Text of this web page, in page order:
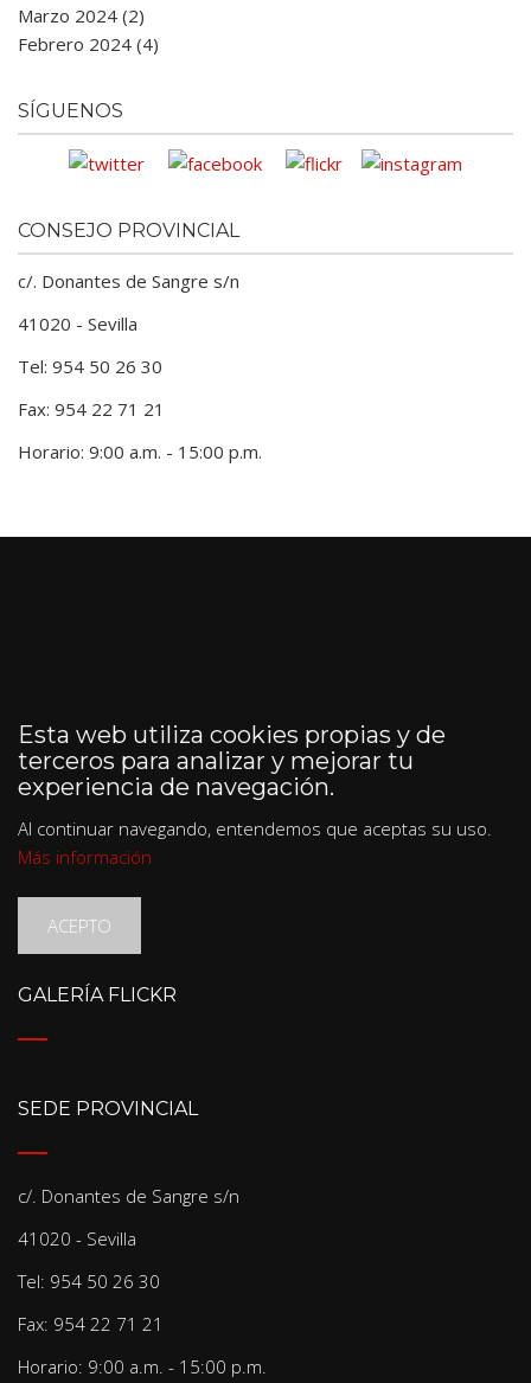
Marzo 2024 (2)
Febrero 2024 (4)
SÍGUENOS
CONSEJO PROVINCIAL
c/. Donantes de Sangre s/n
41020 - Sevilla
Tel: 954 50 26 30
Fax: 954 22 71 21
Horario: 9:00 a.m. - 15:00 p.m.
Esta web utiliza cookies propias y de
terceros para analizar y mejorar tu
experiencia de navegación.
Al continuar navegando, entendemos que aceptas su uso.
Más información
ACEPTO
GALERÍA FLICKR
SEDE PROVINCIAL
c/. Donantes de Sangre s/n
41020 - Sevilla
Tel: 954 50 26 30
Fax: 954 22 71 21
Horario: 9:00 a.m. - 15:00 p.m.